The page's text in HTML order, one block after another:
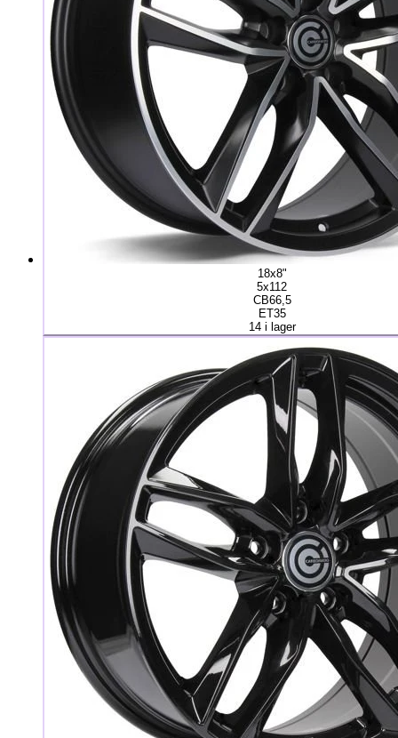
18x8"
5x112
CB66,5
ET35
14 i lager